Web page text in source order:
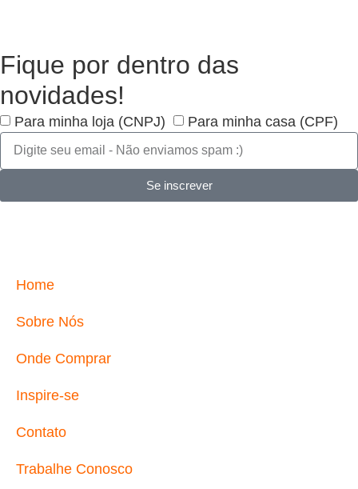
Fique por dentro das
novidades!
Para minha loja (CNPJ) Para minha casa (CPF)
Se inscrever
Home
Sobre Nós
Onde Comprar
Inspire-se
Contato
Trabalhe Conosco